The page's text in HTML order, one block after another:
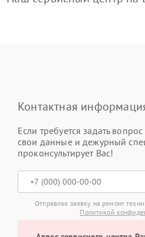
Контактная
Если требуется задать
свои данные и дежурный
проконсультирует Вас!
Отправляя заявку на ремонт
Политикой